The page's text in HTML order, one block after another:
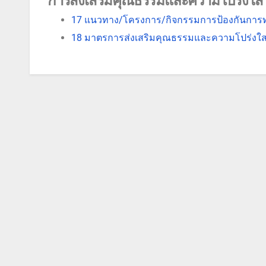
17 แนวทาง/โครงการ/กิจกรรมการป้องกันการ
18 มาตรการส่งเสริมคุณธรรมและความโปร่ง